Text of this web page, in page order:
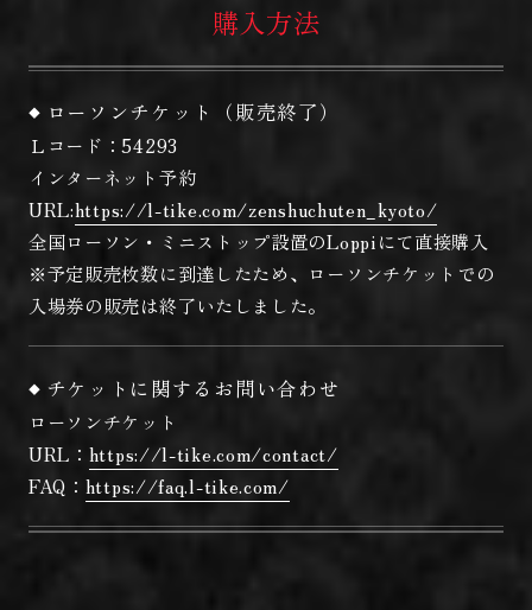
購入方法
ローソンチケット （販売終了）
Ｌコード：54293
インターネット予約
URL:https://l-tike.com/zenshuchuten_kyoto/
全国ローソン・ミニストップ設置のLoppiにて直接購入
※予定販売枚数に到達したため、ローソンチケットでの
入場券の販売は終了いたしました。
チケットに関するお問い合わせ
ローソンチケット
URL： https://l-tike.com/contact/
FAQ： https://faq.l-tike.com/